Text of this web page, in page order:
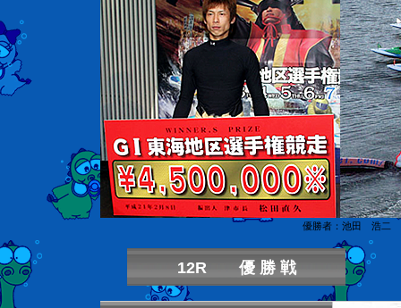
優勝者：池田 浩二
12R 優 勝 戦